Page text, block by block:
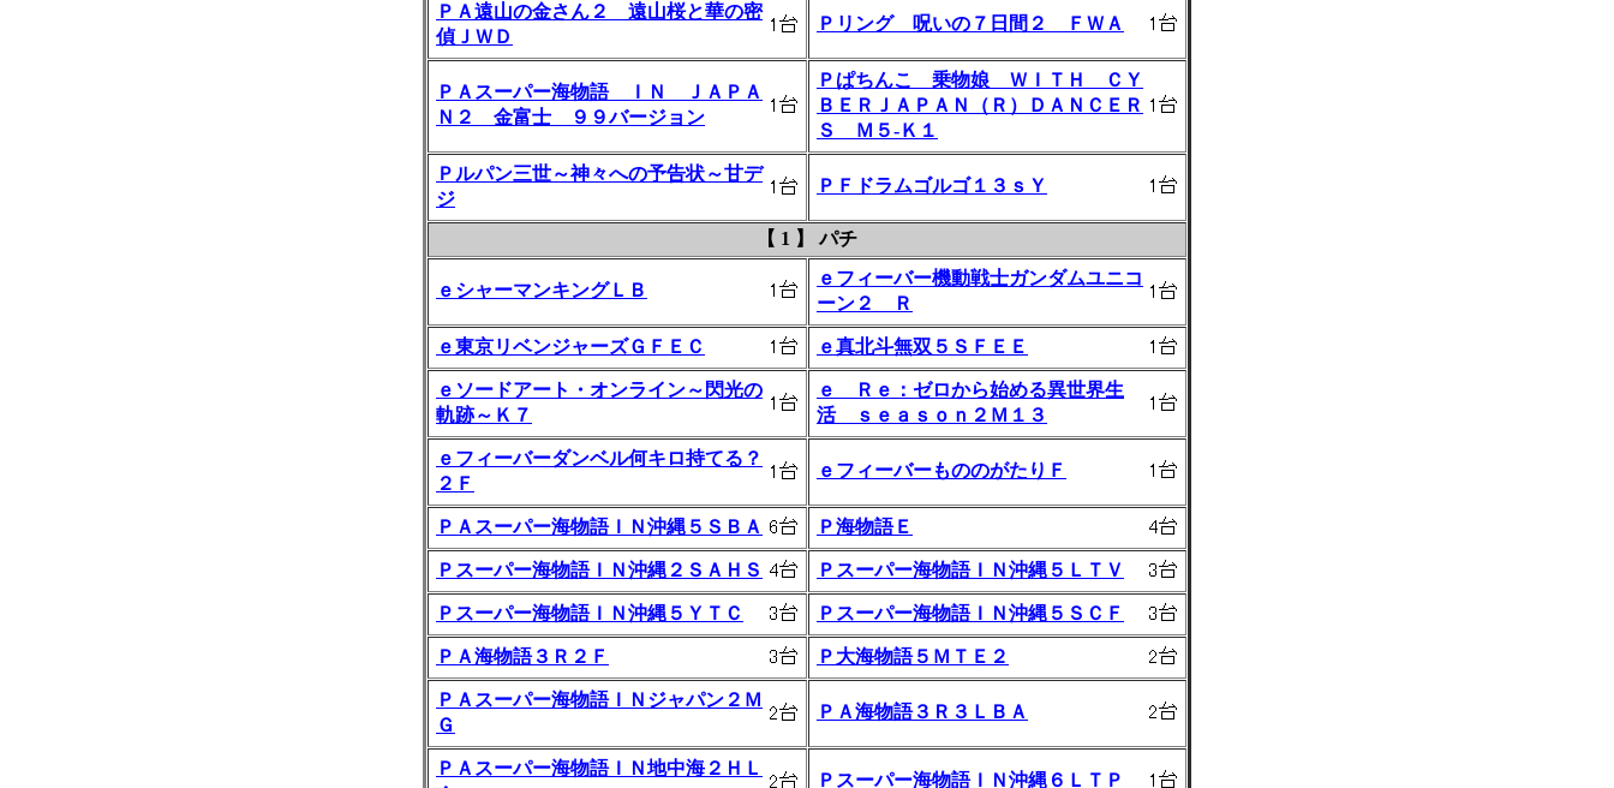
ＰＡ遠山の金さん２ 遠山桜と華の密
偵ＪＷＤ
Ｐリング 呪いの７日間２ ＦＷＡ
ＰＡスーパー海物語 ＩＮ ＪＡＰＡ
Ｎ２ 金富士 ９９バージョン
Ｐぱちんこ 乗物娘 ＷＩＴＨ ＣＹ
ＢＥＲＪＡＰＡＮ（Ｒ）ＤＡＮＣＥＲ
Ｓ Ｍ５‐Ｋ１
Ｐルパン三世～神々への予告状～甘デ
ジ
ＰＦドラムゴルゴ１３ｓＹ
【 1 】 パチ
ｅシャーマンキングＬＢ
ｅフィーバー機動戦士ガンダムユニコ
ーン２ Ｒ
ｅ東京リベンジャーズＧＦＥＣ ｅ真北斗無双５ＳＦＥＥ
ｅソードアート・オンライン～閃光の
軌跡～Ｋ７
ｅ Ｒｅ：ゼロから始める異世界生
活 ｓｅａｓｏｎ２Ｍ１３
ｅフィーバーダンベル何キロ持てる？
２Ｆ
ｅフィーバーもののがたりＦ
ＰＡスーパー海物語ＩＮ沖縄５ＳＢＡ Ｐ海物語Ｅ
Ｐスーパー海物語ＩＮ沖縄２ＳＡＨＳ Ｐスーパー海物語ＩＮ沖縄５ＬＴＶ
Ｐスーパー海物語ＩＮ沖縄５ＹＴＣ Ｐスーパー海物語ＩＮ沖縄５ＳＣＦ
ＰＡ海物語３Ｒ２Ｆ Ｐ大海物語５ＭＴＥ２
ＰＡスーパー海物語ＩＮジャパン２Ｍ
Ｇ
ＰＡ海物語３Ｒ３ＬＢＡ
ＰＡスーパー海物語ＩＮ地中海２ＨＬ
Ｐスーパー海物語ＩＮ沖縄６ＬＴＰ